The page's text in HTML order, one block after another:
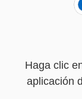
Haga clic
aplicación